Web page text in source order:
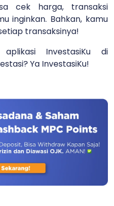
cek harga, transaksi
inginkan. Bahkan, kamu
transaksinya!
InvestasiKu di
Ya InvestasiKu!